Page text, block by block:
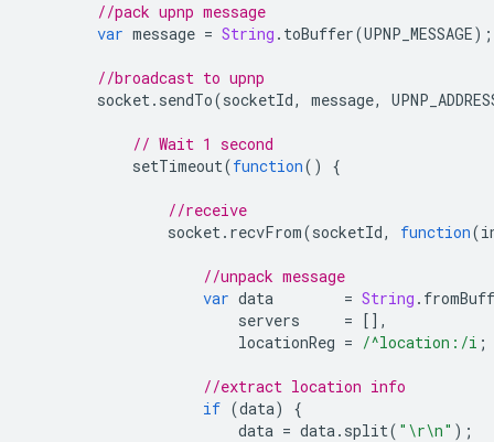
//pack upnp message
var message = String . toBuffer(UPNP_MESSAGE);
//broadcast to upnp
socket. sendTo(socketId, message,
// Wait 1 second
setTimeout(function() {
//receive
socket. recvFrom(socketId, function(
//unpack message
var data = String .
servers
= [],
locationReg = /^location:/i ;
//extract location info
if (data)
{
data = data. split( "\r\n" );